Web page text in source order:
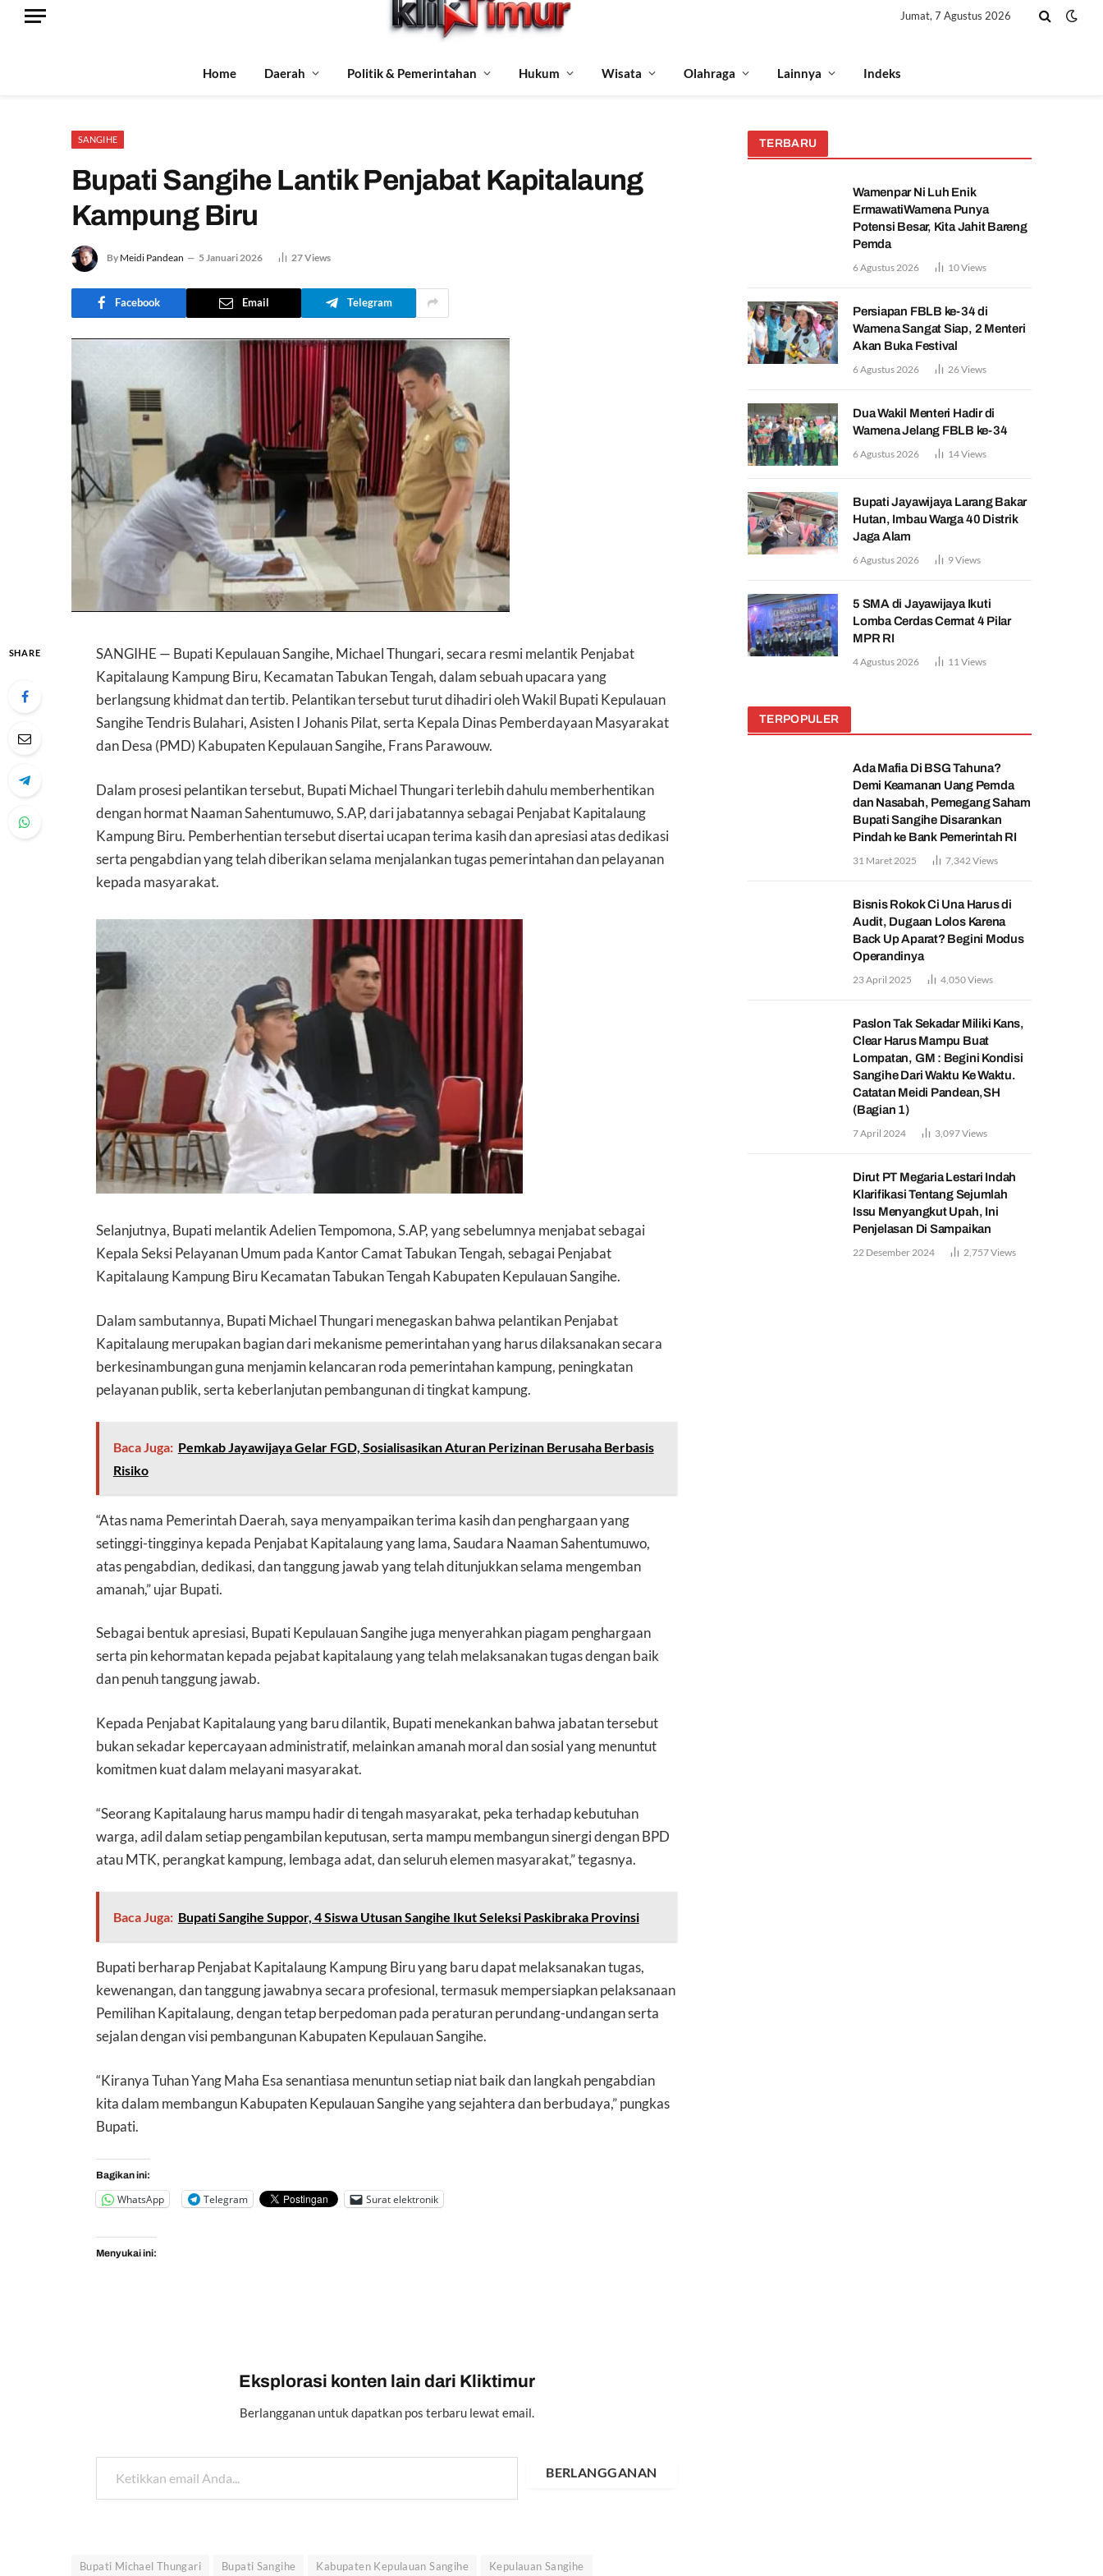
Jumat, 7 Agustus 2026
Home Daerah Politik & Pemerintahan Hukum Wisata Olahraga Lainnya Indeks
SANGIHE
Bupati Sangihe Lantik Penjabat Kapitalaung
Kampung Biru
By Meidi Pandean 5 Januari 2026 27Views
Facebook Email Telegram
SHARE
SANGIHE — Bupati Kepulauan Sangihe, Michael Thungari, secara resmi melantik Penjabat
Kapitalaung Kampung Biru, Kecamatan Tabukan Tengah, dalam sebuah upacara yang
berlangsung khidmat dan tertib. Pelantikan tersebut turut dihadiri oleh Wakil Bupati Kepulauan
Sangihe Tendris Bulahari, Asisten I Johanis Pilat, serta Kepala Dinas Pemberdayaan Masyarakat
dan Desa (PMD) Kabupaten Kepulauan Sangihe, Frans Parawouw.
Dalam prosesi pelantikan tersebut, Bupati Michael Thungari terlebih dahulu memberhentikan
dengan hormat Naaman Sahentumuwo, S.AP, dari jabatannya sebagai Penjabat Kapitalaung
Kampung Biru. Pemberhentian tersebut disertai ucapan terima kasih dan apresiasi atas dedikasi
serta pengabdian yang telah diberikan selama menjalankan tugas pemerintahan dan pelayanan
kepada masyarakat.
Selanjutnya, Bupati melantik Adelien Tempomona, S.AP, yang sebelumnya menjabat sebagai
Kepala Seksi Pelayanan Umum pada Kantor Camat Tabukan Tengah, sebagai Penjabat
Kapitalaung Kampung Biru Kecamatan Tabukan Tengah Kabupaten Kepulauan Sangihe.
Dalam sambutannya, Bupati Michael Thungari menegaskan bahwa pelantikan Penjabat
Kapitalaung merupakan bagian dari mekanisme pemerintahan yang harus dilaksanakan secara
berkesinambungan guna menjamin kelancaran roda pemerintahan kampung, peningkatan
pelayanan publik, serta keberlanjutan pembangunan di tingkat kampung.
Baca Juga: Pemkab Jayawijaya Gelar FGD, Sosialisasikan Aturan Perizinan Berusaha Berbasis
Risiko
“Atas nama Pemerintah Daerah, saya menyampaikan terima kasih dan penghargaan yang
setinggi-tingginya kepada Penjabat Kapitalaung yang lama, Saudara Naaman Sahentumuwo,
atas pengabdian, dedikasi, dan tanggung jawab yang telah ditunjukkan selama mengemban
amanah,” ujar Bupati.
Sebagai bentuk apresiasi, Bupati Kepulauan Sangihe juga menyerahkan piagam penghargaan
serta pin kehormatan kepada pejabat kapitalaung yang telah melaksanakan tugas dengan baik
dan penuh tanggung jawab.
Kepada Penjabat Kapitalaung yang baru dilantik, Bupati menekankan bahwa jabatan tersebut
bukan sekadar kepercayaan administratif, melainkan amanah moral dan sosial yang menuntut
komitmen kuat dalam melayani masyarakat.
“Seorang Kapitalaung harus mampu hadir di tengah masyarakat, peka terhadap kebutuhan
warga, adil dalam setiap pengambilan keputusan, serta mampu membangun sinergi dengan BPD
atau MTK, perangkat kampung, lembaga adat, dan seluruh elemen masyarakat,” tegasnya.
Baca Juga: Bupati Sangihe Suppor, 4 Siswa Utusan Sangihe Ikut Seleksi Paskibraka Provinsi
Bupati berharap Penjabat Kapitalaung Kampung Biru yang baru dapat melaksanakan tugas,
kewenangan, dan tanggung jawabnya secara profesional, termasuk mempersiapkan pelaksanaan
Pemilihan Kapitalaung, dengan tetap berpedoman pada peraturan perundang-undangan serta
sejalan dengan visi pembangunan Kabupaten Kepulauan Sangihe.
“Kiranya Tuhan Yang Maha Esa senantiasa menuntun setiap niat baik dan langkah pengabdian
kita dalam membangun Kabupaten Kepulauan Sangihe yang sejahtera dan berbudaya,” pungkas
Bupati.
Bagikan ini:
WhatsApp Telegram Surat elektronik
Menyukai ini:
Eksplorasi konten lain dari Kliktimur
Berlangganan untuk dapatkan pos terbaru lewat email.
Ketikkan email Anda...
BERLANGGANAN
Bupati Michael Thungari Bupati Sangihe Kabupaten Kepulauan Sangihe Kepulauan Sangihe
TERBARU
Wamenpar Ni Luh Enik
ErmawatiWamena Punya
Potensi Besar, Kita Jahit Bareng
Pemda
6 Agustus 2026 10Views
Persiapan FBLB ke-34 di
Wamena Sangat Siap, 2 Menteri
Akan Buka Festival
6 Agustus 2026 26Views
Dua Wakil Menteri Hadir di
Wamena Jelang FBLB ke-34
6 Agustus 2026 14Views
Bupati Jayawijaya Larang Bakar
Hutan, Imbau Warga 40 Distrik
Jaga Alam
6 Agustus 2026 9Views
5 SMA di Jayawijaya Ikuti
Lomba Cerdas Cermat 4 Pilar
MPR RI
4 Agustus 2026 11 Views
TERPOPULER
Ada Mafia Di BSG Tahuna?
Demi Keamanan Uang Pemda
dan Nasabah, Pemegang Saham
Bupati Sangihe Disarankan
Pindah ke Bank Pemerintah RI
31 Maret 2025 7,342 Views
Bisnis Rokok Ci Una Harus di
Audit, Dugaan Lolos Karena
Back Up Aparat? Begini Modus
Operandinya
23 April 2025 4,050Views
Paslon Tak Sekadar Miliki Kans,
Clear Harus Mampu Buat
Lompatan, GM : Begini Kondisi
Sangihe Dari Waktu Ke Waktu.
Catatan Meidi Pandean,SH
(Bagian 1)
7 April 2024 3,097Views
Dirut PT Megaria Lestari Indah
Klarifikasi Tentang Sejumlah
Issu Menyangkut Upah, Ini
Penjelasan Di Sampaikan
22 Desember 2024 2,757Views